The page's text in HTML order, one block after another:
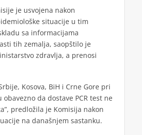
je usvojena nakon
situacije u tim
sa informacijama
tih zemalja, saopštilo je
zdravlja, a prenosi
Kosova, BiH i Crne Gore pri
da dostave PCR test ne
predložila je Komisija nakon
na današnjem sastanku.